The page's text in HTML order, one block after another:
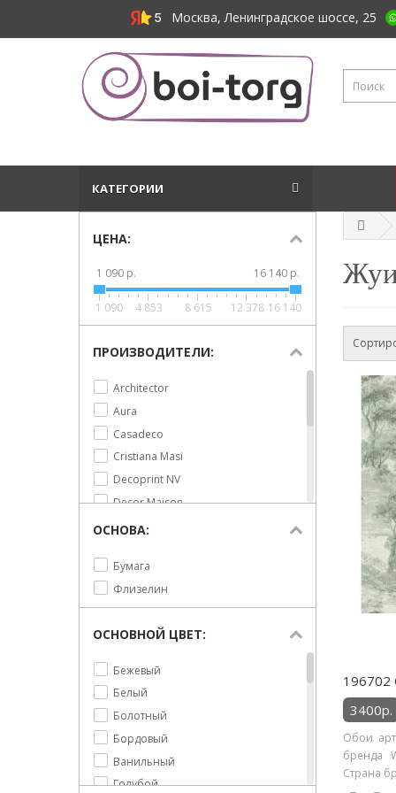
Москва, Ленинградское шоссе, 25
КАТЕГОРИИ
ЦЕНА:
1 090 р. 16 140 р.
1 090 4 853 8 615 12 378 16 140
ПРОИЗВОДИТЕЛИ:
Architector
Aura
Casadeco
Cristiana Masi
Decoprint NV
Decor Maison
KT Exclusive
Shinhan
Wiganford
York - Ashford House
ОСНОВА:
Бумага
Флизелин
ОСНОВНОЙ ЦВЕТ:
Бежевый
Белый
Болотный
Бордовый
Ванильный
Голубой
196702
3400р.
Обои
бренда
Страна